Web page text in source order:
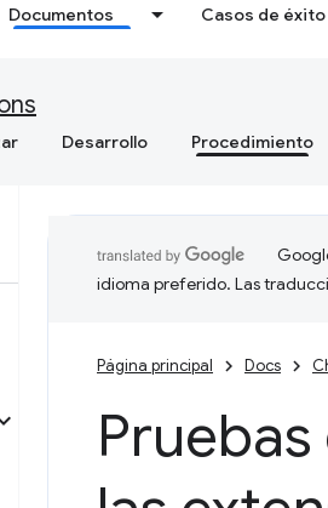
Documentos Casos de éxito
Desarrollo Procedimiento
idioma preferido. Las
Página principal Docs